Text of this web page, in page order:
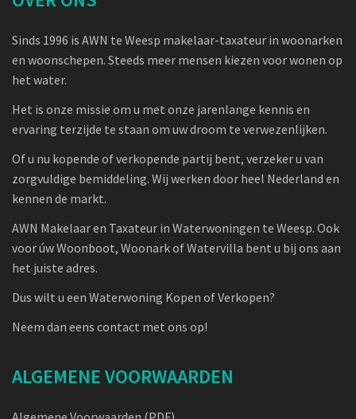
Sinds 1996 is AWN te Weesp makelaar-taxateur in woonarken
en woonschepen. Steeds meer mensen kiezen voor wonen op
het water.
Het is onze missie om u met onze jarenlange kennis en
ervaring terzijde te staan om uw droom te verwezenlijken.
Of u nu kopende of verkopende partij bent, verzeker u van
zorgvuldige bemiddeling. Wij werken door heel Nederland en
kennen de markt.
AWN Makelaar en Taxateur in Waterwoningen te Weesp. Ook
voor úw Woonboot, Woonark of Watervilla bent u bij ons aan
het juiste adres.
Dus wilt u een Waterwoning Kopen of Verkopen?
Neem dan eens contact met ons op!
ALGEMENE VOORWAARDEN